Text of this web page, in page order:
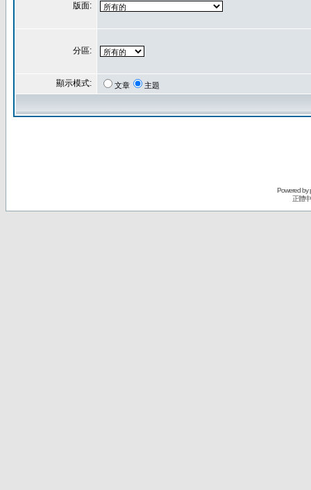
版面:
分區:
顯示模式: 文章 主題
Powered by
正體